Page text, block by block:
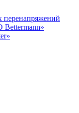
перенапряжений
Bettermann»